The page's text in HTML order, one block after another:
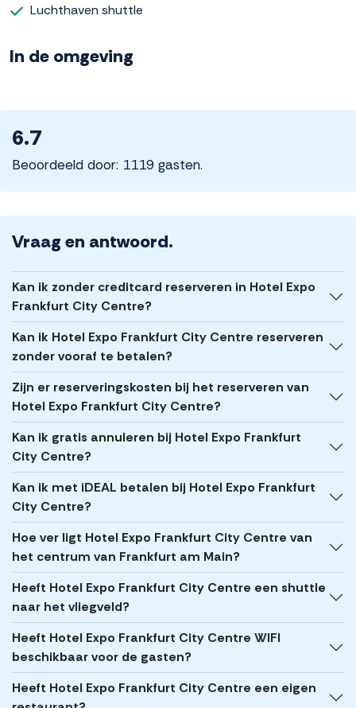
Luchthaven shuttle
In de omgeving
6.7
Beoordeeld door: 1119 gasten.
Vraag en antwoord.
Kan ik zonder creditcard reserveren in Hotel Expo
Frankfurt City Centre?
Kan ik Hotel Expo Frankfurt City Centre reserveren
zonder vooraf te betalen?
Zijn er reserveringskosten bij het reserveren van
Hotel Expo Frankfurt City Centre?
Kan ik gratis annuleren bij Hotel Expo Frankfurt
City Centre?
Kan ik met iDEAL betalen bij Hotel Expo Frankfurt
City Centre?
Hoe ver ligt Hotel Expo Frankfurt City Centre van
het centrum van Frankfurt am Main?
Heeft Hotel Expo Frankfurt City Centre een shuttle
naar het vliegveld?
Heeft Hotel Expo Frankfurt City Centre WIFI
beschikbaar voor de gasten?
Heeft Hotel Expo Frankfurt City Centre een eigen